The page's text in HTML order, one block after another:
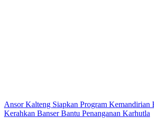
Ansor Kalteng Siapkan Program Kemandirian
Kerahkan Banser Bantu Penanganan Karhutla